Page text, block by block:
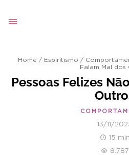
Home / Espiritismo /
Falam Mal dos
Pessoas Felizes
13/11/
15 min
8.787